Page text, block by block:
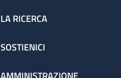
LA RICERCA
SOSTIENICI